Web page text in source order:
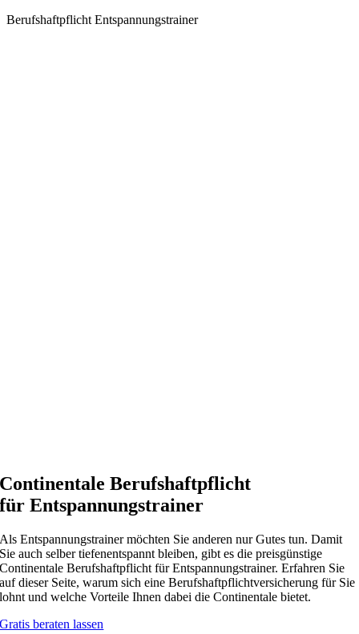
Berufshaftpflicht Entspannungstrainer
Continentale Berufshaftpflicht
für Entspannungstrainer
Als Entspannungstrainer möchten Sie anderen nur Gutes tun. Damit
Sie auch selber tiefenentspannt bleiben, gibt es die preisgünstige
Continentale Berufshaftpflicht für Entspannungstrainer. Erfahren Sie
auf dieser Seite, warum sich eine Berufshaftpflichtversicherung für Sie
lohnt und welche Vorteile Ihnen dabei die Continentale bietet.
Gratis beraten lassen